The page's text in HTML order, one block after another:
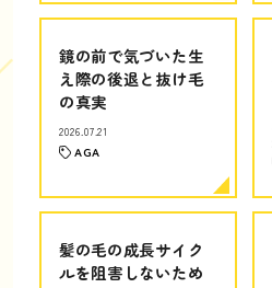
鏡の前で気づいた生
え際の後退と抜け毛
の真実
2026.07.21
AGA
髪の毛の成長サイク
ルを阻害しないため